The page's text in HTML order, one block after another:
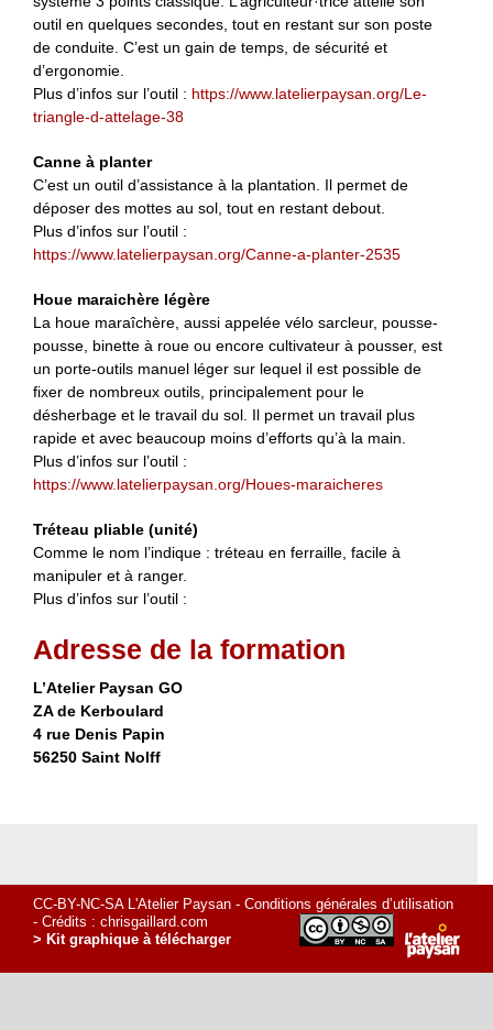
outil en quelques secondes, tout en restant sur son poste
de conduite. C’est un gain de temps, de sécurité et
d’ergonomie.
Plus d’infos sur l’outil : https://www.latelierpaysan.org/Le-
triangle-d-attelage-38
Canne à planter
C’est un outil d’assistance à la plantation. Il permet de
déposer des mottes au sol, tout en restant debout.
Plus d’infos sur l’outil :
https://www.latelierpaysan.org/Canne-a-planter-2535
Houe maraichère légère
La houe maraîchère, aussi appelée vélo sarcleur, pousse-
pousse, binette à roue ou encore cultivateur à pousser, est
un porte-outils manuel léger sur lequel il est possible de
fixer de nombreux outils, principalement pour le
désherbage et le travail du sol. Il permet un travail plus
rapide et avec beaucoup moins d’efforts qu’à la main.
Plus d’infos sur l’outil :
https://www.latelierpaysan.org/Houes-maraicheres
Tréteau pliable (unité)
Comme le nom l’indique : tréteau en ferraille, facile à
manipuler et à ranger.
Plus d’infos sur l’outil :
Adresse de la formation
L’Atelier Paysan GO
ZA de Kerboulard
4 rue Denis Papin
56250 Saint Nolff
CC-BY-NC-SA L'Atelier Paysan - Conditions générales d’utilisation
- Crédits : chrisgaillard.com
> Kit graphique à télécharger